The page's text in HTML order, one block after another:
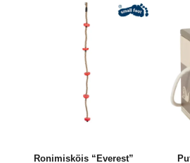
Ronimisköis “Everest”